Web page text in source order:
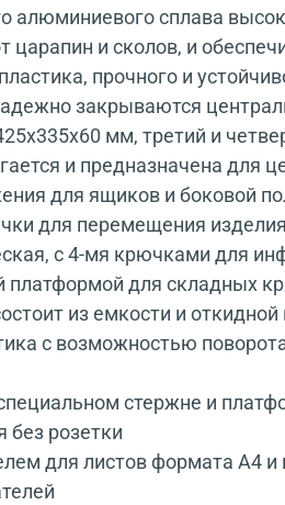
алюминиевого сплава
и сколов, и
прочного и
закрываются
мм, третий и
и предназначена
для ящиков и боковой
для перемещения
с 4-мя крючками для
платформой для складных
из емкости и
с возможностью
стержне и
без розетки
для листов формата А4